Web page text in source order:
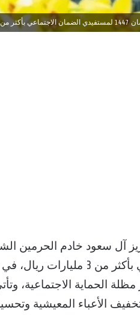
ريال
لمستفيدي الضمان الاجتماعي
الحماية الاجتماعية،
الأعباء المعيشية